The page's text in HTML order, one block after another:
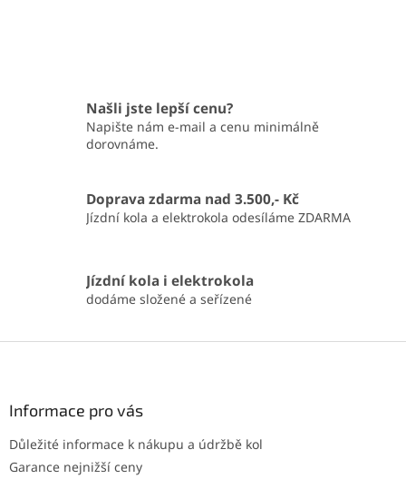
Našli jste lepší cenu?
Napište nám e-mail a cenu minimálně
dorovnáme.
Doprava zdarma nad 3.500,- Kč
Jízdní kola a elektrokola odesíláme ZDARMA
Jízdní kola i elektrokola
dodáme složené a seřízené
Informace pro vás
Důležité informace k nákupu a údržbě kol
Garance nejnižší ceny